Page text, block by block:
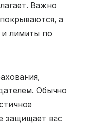
Важно
а
лимиты по
Обычно
защищает вас